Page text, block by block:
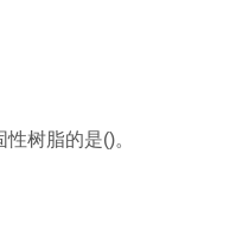
树脂的是()。